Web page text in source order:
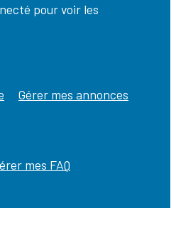
pour voir les
Gérer mes annonces
mes FAQ